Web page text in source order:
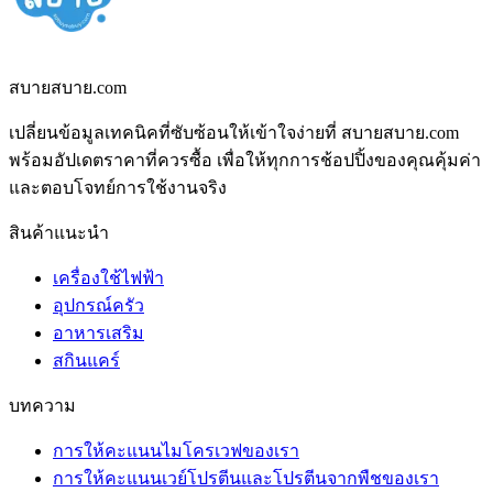
สบายสบาย.com
เปลี่ยนข้อมูลเทคนิคที่ซับซ้อนให้เข้าใจง่ายที่ สบายสบาย.com
พร้อมอัปเดตราคาที่ควรซื้อ เพื่อให้ทุกการช้อปปิ้งของคุณคุ้มค่า
และตอบโจทย์การใช้งานจริง
สินค้าแนะนำ
เครื่องใช้ไฟฟ้า
อุปกรณ์ครัว
อาหารเสริม
สกินแคร์
บทความ
การให้คะแนนไมโครเวฟของเรา
การให้คะแนนเวย์โปรตีนและโปรตีนจากพืชของเรา